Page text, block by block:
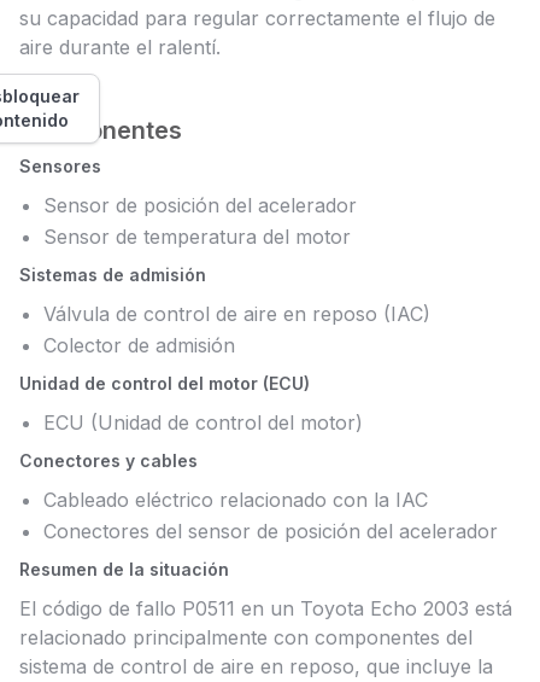
su capacidad para regular correctamente el flujo de
aire durante el ralentí.
Componentes
Sensores
Sensor de posición del acelerador
Sensor de temperatura del motor
Sistemas de admisión
Válvula de control de aire en reposo (IAC)
Colector de admisión
Unidad de control del motor (ECU)
ECU (Unidad de control del motor)
Conectores y cables
Cableado eléctrico relacionado con la IAC
Conectores del sensor de posición del acelerador
Resumen de la situación
El código de fallo P0511 en un Toyota Echo 2003 está
relacionado principalmente con componentes del
sistema de control de aire en reposo, que incluye la